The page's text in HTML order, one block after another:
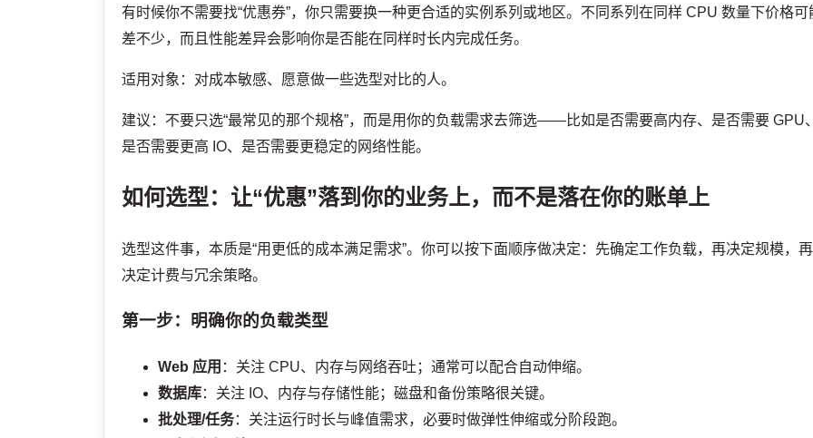
有时候你不需要找“优惠券”，你只需要换一种更合适的实例系列或地区。不同系列在同样 CPU 数量下价格可
差不少，而且性能差异会影响你是否能在同样时长内完成任务。
适用对象：对成本敏感、愿意做一些选型对比的人。
建议：不要只选“最常见的那个规格”，而是用你的负载需求去筛选——比如是否需要高内存、是否需要 GPU、
是否需要更高 IO、是否需要更稳定的网络性能。
如何选型：让“优惠”落到你的业务上，而不是落在你的账单上
选型这件事，本质是“用更低的成本满足需求”。你可以按下面顺序做决定：先确定工作负载，再决定规模，再
决定计费与冗余策略。
第一步：明确你的负载类型
Web 应用 ：关注 CPU、内存与网络吞吐；通常可以配合自动伸缩。
数据库：关注 IO、内存与存储性能；磁盘和备份策略很关键。
批处理/任务：关注运行时长与峰值需求，必要时做弹性伸缩或分阶段跑。